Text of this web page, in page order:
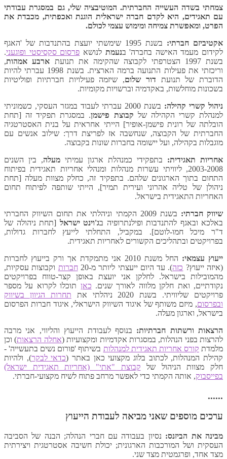
צמחתי בשדה העשייה החברתית. המוטיבציה שלי, גם במסגרת עבודתי
עם תאגידים, היא לקדם חברה ישראלית הוגנת ואכפתית, מכבדת את
הפרט, ומאפשרת צמיחה ומימוש עצמי לכולם.
אקטיביזם חברתי:
בשנת 1995 שימשתי יועצת בהתנדבות של 'האגף
לקידום מעמד האישה בחברה' בנעמת לנושא פרסום סקסיסטי ופוגעני.
בשנת 1997 הצטרפתי לקבוצה שהקימה את תנועת
ארבע אמהות,
וריכזתי את פעילות התנועה ברמה הארצית. בשנת 1998 עברתי להיות
הדוברת של תנועת דור שלום, שיזמה פעילויות חברתיות ופוליטיות
בשכונות מוחלשות, באקדמיה וברשויות מקומיות.
ניהול קשרי קהילה:
בשנת 2000 עברתי לעבוד במגזר העסקי, כשמוניתי
למנהלת קשרי הקהילה של קבוצת פישמן. במסגרת תפקיד זה [תחת
הובלתה של רונית פישמן-אופיר] הייתי אחראית על בנית האסטרטגיה
החברתית של הקבוצה, שנחשבה אז לפריצת דרך: שילוב אנשים עם
מוגבלות בקהילה, ועל יישומה בחברות שונות בקבוצה.
אחריות תאגידית: בתפקידי כמנהלת ארגון עמיתי מעלה, בין השנים
2003-2008, ליוויתי עשרות מנהלות ומנהלי אחריות תאגידית בפיתוח
התחום בתוך הארגונים שלהם. בתפקיד זה, כחלק מצוות מעלה [תחת
ניהולן של טליה אהרוני ועירית תמיר], הייתי שותפה לפיתוח תחום
האחריות התאגידית בישראל.
שיווק חברתי:
בשנת 2009 הקמתי וניהלתי את תחום השיווק החברתי
באלכא ובאגף להתנדבות ופילנתרופיה בג'וינט ישראל [תחת ניהולה של
ד"ר מיכל חמו-לוטם]. במקביל, התחלתי לייעץ לחברות גדולות,
בפרויקטים ובתהליכים הקשורים לאחריות תאגידית.
ייעוץ עצמאי:
החל משנת 2010 אני מתמקדת אך ורק בייעוץ לחברות
(איזה ייעוץ? כזה). עד היום ייעצתי ליותר מ-20 חברות וקבוצות עסקיות,
מהמובילות בישראל. לחלקן אני יועצת באופן קצר-טווח בפרויקטים
נקודתיים, ואת חלקן מלווה לאורך שנים. כאן תוכלו לקרוא על מספר
פרויקטים שליוויתי. בשנת 2020 ניהלתי את
תחרות הגיוון בשיווק
ובפרסום, מיזם משותף של איגוד השיווק הישראלי, איגוד חברות הפרסום
בישראל, וארגון מעלה.
הרצאות ורשתות חברתיות: בנוסף לעבודת הייעוץ והליווי, אני מרבה
להרצות בפני הנהלות, במסגרות אקדמיות ומקצועיות (אחלה הרצאות) וכן
מלמדת קורס אחריות תאגידית למנהלות בשיתוף 'פורום נשים בתעשייה' -
קהילת המנהלות, לכתוב בלוג מקצועי כאן באתר (כדאי לבקר), ולהיות
חלק מצוות הניהול של קבוצת "אתי" (אחריות תאגידית ישראל)
בפייסבוק, אותה הקמתי כדי לאפשר מרחב פתוח לשיח מקצועי-חברתי.
......
ערכים מוספים שאני מביאה לעבודת הייעוץ
מבינה את הביזנס: נסיון בעבודה עם חברי הנהלה; הבנה של הסביבה
העסקית ושל המורכבות הארגונית; יכולת חשיבה אסטרטגית ויצירתית
מצד אחד, ופרגמטית מצד שני.